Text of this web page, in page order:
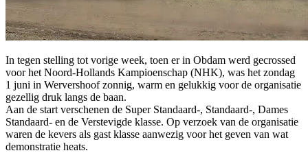
In tegen stelling tot vorige week, toen er in Obdam werd gecrossed
voor het Noord-Hollands Kampioenschap (NHK), was het zondag
1 juni in Wervershoof zonnig, warm en gelukkig voor de organisatie
gezellig druk langs de baan.
Aan de start verschenen de Super Standaard-, Standaard-, Dames
Standaard- en de Verstevigde klasse. Op verzoek van de organisatie
waren de kevers als gast klasse aanwezig voor het geven van wat
demonstratie heats.